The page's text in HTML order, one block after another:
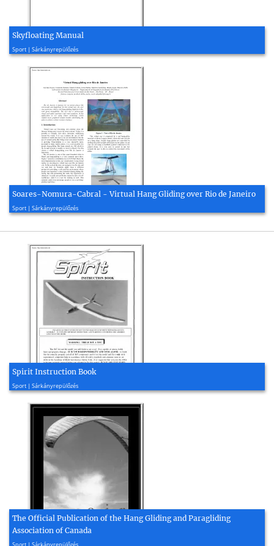
Skyfloating Manual
Sport | Sárkányrepülőzés
1996, 4 oldal
Soares-Nomura-Cabral - Virtual Hang Gliding over Rio de Janeiro
Sport | Sárkányrepülőzés
2004, 4 oldal
Spirit Instruction Book
Sport | Sárkányrepülőzés
2002, 40 oldal
The Official Publication of the Hang Gliding and Paragliding
Association of Canada
2001, 22 oldal